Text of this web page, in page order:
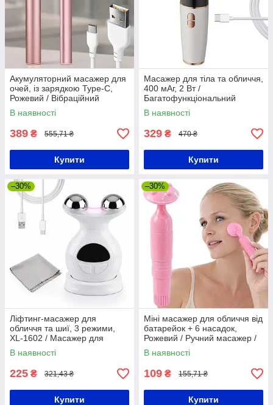
Акумуляторний масажер для
очей, із зарядкою Type-C,
Рожевий / Вібраційний
масажер на очі / Металевий
масажер для обличчя
В наявності
389 ₴ 555,71 ₴
Купити
Масажер для тіла та обличчя,
400 мАг, 2 Вт /
Багатофункціональний
масажер для догляду за
шкірою обличчя /
Вібромасажер для обличчя
В наявності
329 ₴ 470 ₴
Купити
–30%
Ліфтинг-масажер для
обличчя та шиї, 3 режими,
XL-1602 / Масажер для
підтяжки обличчя / Ручний
масажер для шиї
В наявності
225 ₴ 321,43 ₴
Купити
–30%
Міні масажер для обличчя від
батарейок + 6 насадок,
Рожевий / Ручний масажер /
Ліфтінг-масажер для обличчя
В наявності
109 ₴ 155,71 ₴
Купити